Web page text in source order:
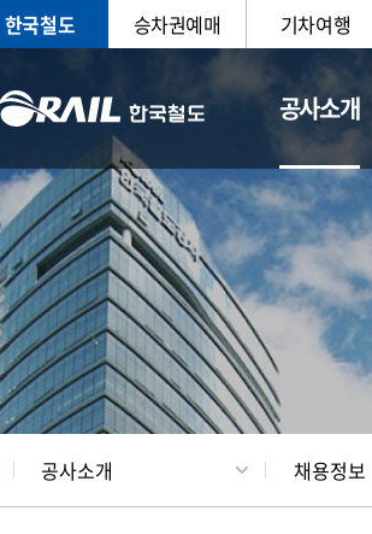
한국철도 승차권예매 기차여행
공사소개
CEO 일반현황
공사소개 채용정보